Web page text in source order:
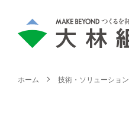
ホーム 技術・ソリューション